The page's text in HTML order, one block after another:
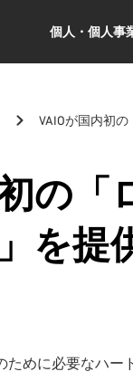
個人・個人事
VAIOが国内初
の「
を提
ために必要なハ